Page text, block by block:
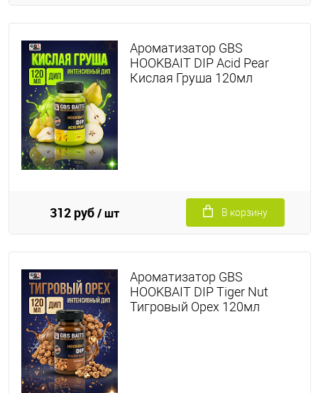
Ароматизатор GBS
HOOKBAIT DIP Acid Pear
Кислая Груша 120мл
312 руб/ шт В корзину
Ароматизатор GBS
HOOKBAIT DIP Tiger Nut
Тигровый Орех 120мл